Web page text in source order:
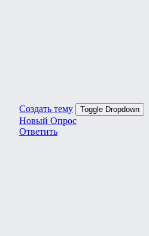
Создать тему Toggle Dropdown
Новый Опрос
Ответить